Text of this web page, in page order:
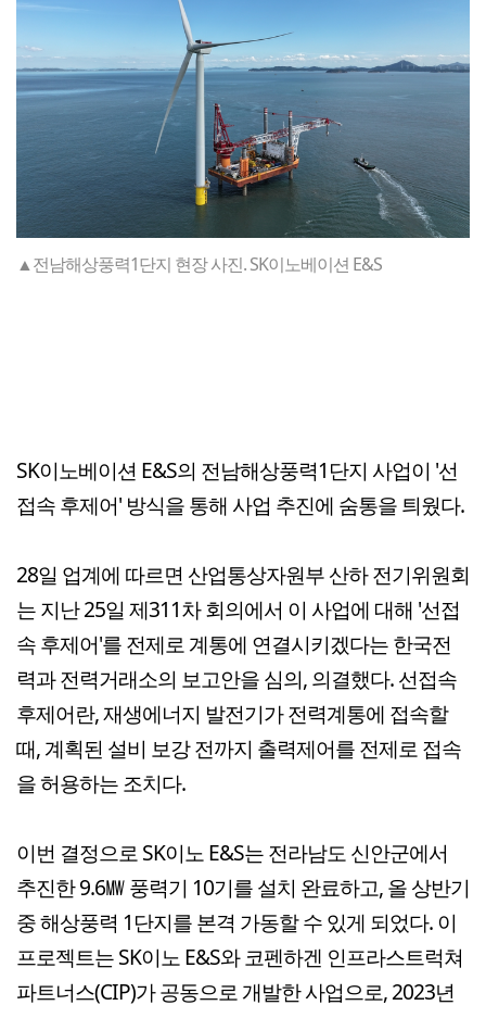
▲전남해상풍력1단지 현장 사진. SK이노베이션 E&S
SK이노베이션 E&S의 전남해상풍력1단지 사업이 '선
접속 후제어' 방식을 통해 사업 추진에 숨통을 틔웠다.
28일 업계에 따르면 산업통상자원부 산하 전기위원회
는 지난 25일 제311차 회의에서 이 사업에 대해 '선접
속 후제어'를 전제로 계통에 연결시키겠다는 한국전
력과 전력거래소의 보고안을 심의, 의결했다. 선접속
후제어란, 재생에너지 발전기가 전력계통에 접속할
때, 계획된 설비 보강 전까지 출력제어를 전제로 접속
을 허용하는 조치다.
이번 결정으로 SK이노 E&S는 전라남도 신안군에서
추진한 9.6㎿ 풍력기 10기를 설치 완료하고, 올 상반기
중 해상풍력 1단지를 본격 가동할 수 있게 되었다. 이
프로젝트는 SK이노 E&S와 코펜하겐 인프라스트럭쳐
파트너스(CIP)가 공동으로 개발한 사업으로, 2023년